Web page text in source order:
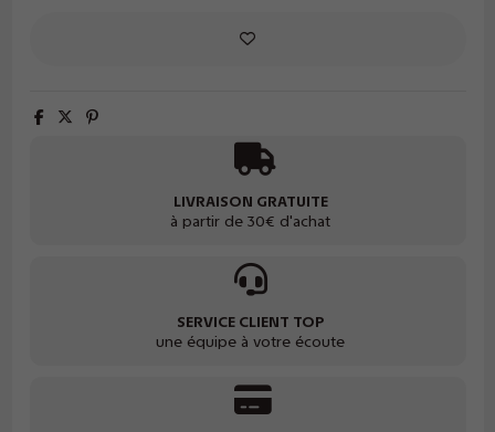
LIVRAISON GRATUITE
à partir de 30€ d'achat
SERVICE CLIENT TOP
une équipe à votre écoute